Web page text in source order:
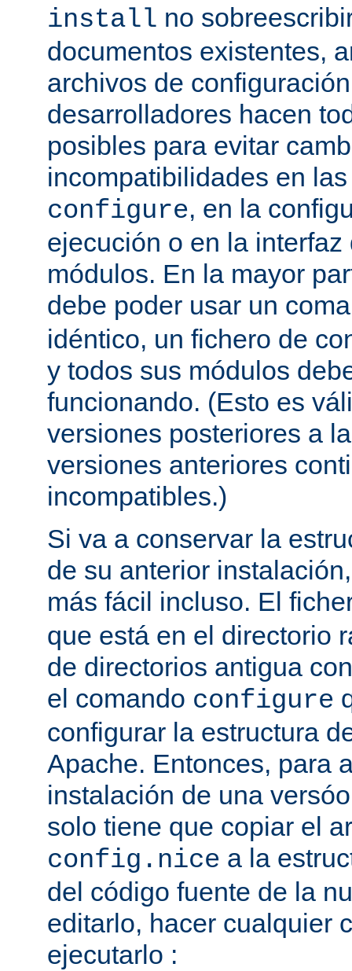
install no
documentos existentes,
archivos de
desarrolladores hacen
posibles para evitar
incompatibilidades en
configure, en la
ejecución o en la
módulos. En la mayor
debe poder usar un
idéntico, un fichero de
y todos sus módulos
funcionando. (Esto es
versiones posteriores a
versiones anteriores
incompatibles.)
Si va a conservar la
de su anterior
más fácil incluso. El
que está en el directorio
de directorios antigua
el comando configure
configurar la estructura
Apache. Entonces, para
instalación de una
solo tiene que copiar el
config.nice a la
del código fuente de la
editarlo, hacer cualquier
ejecutarlo :